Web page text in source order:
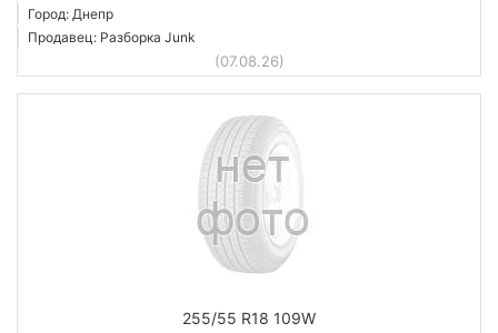
Город: Днепр
Продавец: Разборка Junk
(07.08.26)
255/55 R18 109W